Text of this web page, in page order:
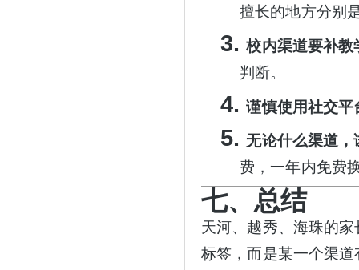
擅长的地方分别
3.校内渠道要补教
判断。
4.谨慎使用社交平
5. 无论什么渠道
费，一年内免费
七、总结
天河、越秀、海珠的
标签，而是某一个渠